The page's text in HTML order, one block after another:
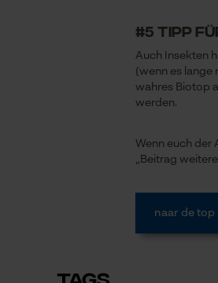
#5 Tipp
Auch Insekten
(wenn es lange
wahres Biotop
werden.
Wenn euch der
„Beitrag
naar de top
TAGS